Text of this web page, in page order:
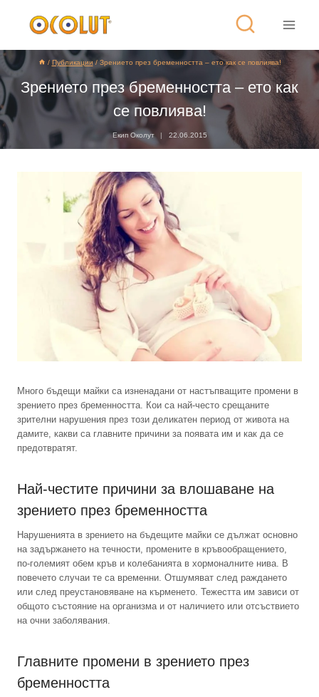
/ Публикации / Зрението през бременността – ето как се повлиява!
Зрението през бременността – ето как
се повлиява!
Екип Околут 22.06.2015
Много бъдещи майки са изненадани от настъпващите промени в
зрението през бременността. Кои са най-често срещаните
зрителни нарушения през този деликатен период от живота на
дамите, какви са главните причини за появата им и как да се
предотвратят.
Най-честите причини за влошаване на
зрението през бременността
Нарушенията в зрението на бъдещите майки се дължат основно
на задържането на течности, промените в кръвообращението,
по-големият обем кръв и колебанията в хормоналните нива. В
повечето случаи те са временни. Отшумяват след раждането
или след преустановяване на кърменето. Тежестта им зависи от
общото състояние на организма и от наличието или отсъствието
на очни заболявания.
Главните промени в зрението през
бременността